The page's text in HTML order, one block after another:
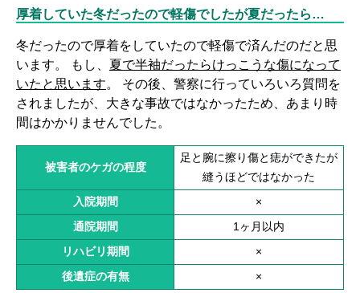
厚着していた冬だったので軽傷でしたが夏だったら…
冬だったので厚着をしていたので軽傷で済んだのだと思
います。 もし、 夏で半袖だったらけっこうな傷になって
いたと思います。 その後、警察に行っていろいろ質問を
されましたが、大きな事故ではなかったため、あまり時
間はかかりませんでした。
被害者のケガの程度
足と腕に擦り傷と痣ができたが
縫うほどではなかった
入院期間 ×
通院期間 1ヶ月以内
リハビリ期間 ×
後遺症の有無 ×